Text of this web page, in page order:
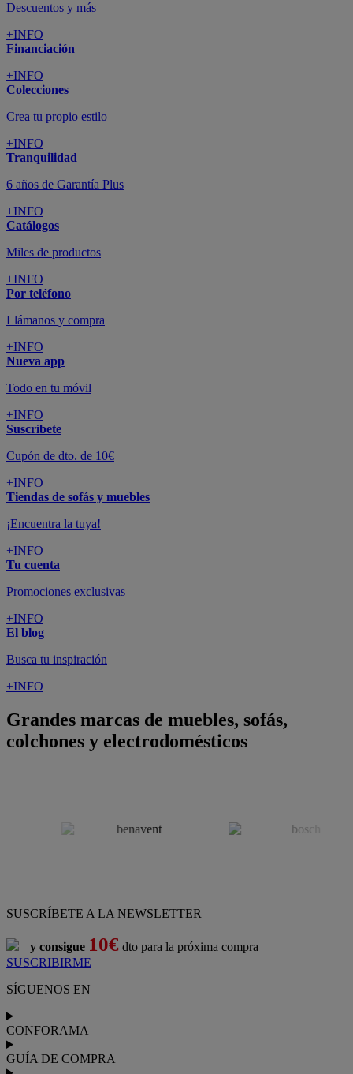
Descuentos y más
+INFO
Financiación
+INFO
Colecciones
Crea tu propio estilo
+INFO
Tranquilidad
6 años de Garantía Plus
+INFO
Catálogos
Miles de productos
+INFO
Por teléfono
Llámanos y compra
+INFO
Nueva app
Todo en tu móvil
+INFO
Suscríbete
Cupón de dto. de 10€
+INFO
Tiendas de sofás y muebles
¡Encuentra la tuya!
+INFO
Tu cuenta
Promociones exclusivas
+INFO
El blog
Busca tu inspiración
+INFO
Grandes marcas de muebles, sofás,
colchones y electrodomésticos
SUSCRÍBETE A LA NEWSLETTER
y consigue 10€ dto para la próxima compra
SUSCRIBIRME
SÍGUENOS EN
CONFORAMA
GUÍA DE COMPRA